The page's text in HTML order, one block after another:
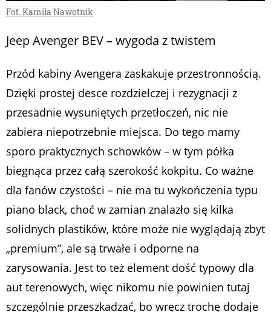
Fot. Kamila Nawotnik
Jeep Avenger BEV – wygoda z twistem
Przód kabiny Avengera zaskakuje przestronnością.
Dzięki prostej desce rozdzielczej i rezygnacji z
przesadnie wysuniętych przetłoczeń, nic nie
zabiera niepotrzebnie miejsca. Do tego mamy
sporo praktycznych schowków – w tym półka
biegnąca przez całą szerokość kokpitu. Co ważne
dla fanów czystości – nie ma tu wykończenia typu
piano black, choć w zamian znalazło się kilka
solidnych plastików, które może nie wyglądają zbyt
„premium”, ale są trwałe i odporne na
zarysowania. Jest to też element dość typowy dla
aut terenowych, więc nikomu nie powinien tutaj
szczególnie przeszkadzać, bo wręcz trochę dodaje